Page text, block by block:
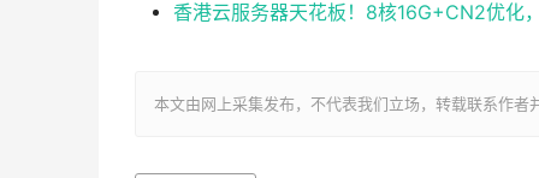
香港云服务器天花板！8核16G+CN2优化
本文由网上采集发布，不代表我们立场，转载联系